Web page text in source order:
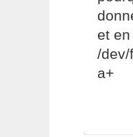
et
/dev/
a+